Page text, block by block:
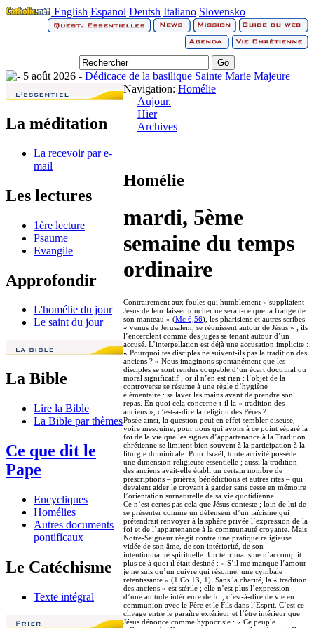
English Espanol Deutsh Italiano Slovensko
5 août 2026 - Dédicace de la basilique Sainte Marie Majeure
La méditation
La recevoir par e-
mail
Les lectures
1ère lecture
Psaume
Evangile
Approfondir
L'homélie du jour
Le saint du jour
La Bible
Lire la Bible
La Bible par thèmes
Ce que dit le
Pape
Encycliques
Homélies
Autres documents
pontificaux
Le Catéchisme
Texte intégral
Navigation: Homélie
Aujour.
Hier
Archives
Homélie
mardi, 5ème
semaine du temps
ordinaire
Contrairement aux foules qui humblement « suppliaient
Jésus de leur laisser toucher ne serait-ce que la frange de
son manteau » (Mc 6,56), les pharisiens et autres scribes
« venus de Jérusalem, se réunissent autour de Jésus » ; ils
l’encerclent comme des juges se tenant autour d’un
accusé. L’interpellation est déjà une accusation implicite :
« Pourquoi tes disciples ne suivent-ils pas la tradition des
anciens ? » Nous imaginons spontanément que les
disciples se sont rendus coupable d’un écart doctrinal ou
moral significatif ; or il n’en est rien : l’objet de la
controverse se résume à une règle d’hygiène
élémentaire : se laver les mains avant de prendre son
repas. En quoi cela concerne-t-il la « tradition des
anciens », c’est-à-dire la religion des Pères ?
Posée ainsi, la question peut en effet sembler oiseuse,
voire mesquine, pour nous qui avons à ce point séparé la
foi de la vie que les signes d’appartenance à la Tradition
chrétienne se limitent bien souvent à la participation à la
liturgie dominicale. Pour Israël, toute activité possède
une dimension religieuse essentielle ; aussi la tradition
des anciens avait-elle établi un certain nombre de
prescriptions – prières, bénédictions et autres rites – qui
devaient aider le croyant à garder sans cesse en mémoire
l’orientation surnaturelle de sa vie quotidienne.
Ce n’est certes pas cela que Jésus conteste ; loin de lui de
se présenter comme un défenseur d’un laïcisme qui
prétendrait renvoyer à la sphère privée l’expression de la
foi et de l’appartenance à la communauté croyante. Mais
Notre-Seigneur réagit contre une pratique religieuse
vidée de son âme, de son intériorité, de son
intentionnalité spirituelle. Un tel ritualisme n’accomplit
plus ce à quoi il était destiné : « S’il me manque l’amour
je ne suis qu’un cuivre qui résonne, une cymbale
retentissante » (1 Co 13, 1). Sans la charité, la « tradition
des anciens » est stérile ; elle n’est plus l’expression
d’une attitude intérieure de foi, c’est-à-dire de vie en
communion avec le Père et le Fils dans l’Esprit. C’est ce
clivage entre le paraître extérieur et l’être intérieur que
Jésus dénonce comme hypocrisie : « Ce peuple